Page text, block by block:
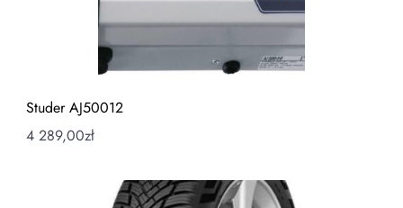
Studer AJ50012
4 289,00zł